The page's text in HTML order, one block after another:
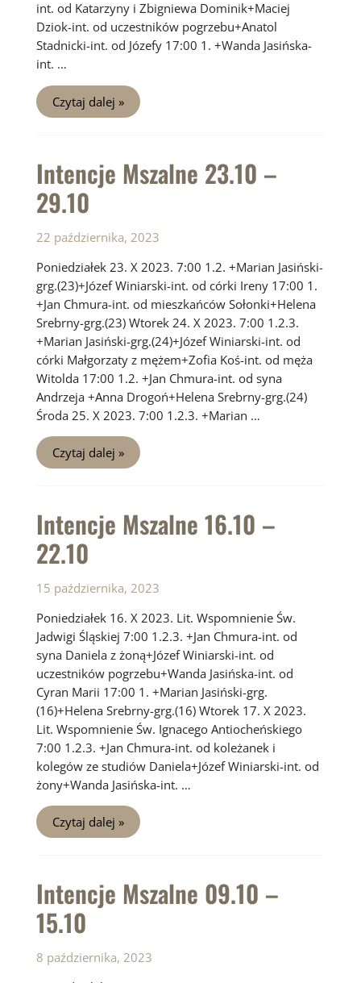
int. od Katarzyny i Zbigniewa Dominik+Maciej
Dziok-int. od uczestników pogrzebu+Anatol
Stadnicki-int. od Józefy 17:00 1. +Wanda Jasińska-
int. …
Intencje
Mszalne
30.10
Czytaj dalej »
Intencje Mszalne 23.10 –
29.10
22 października, 2023
Poniedziałek 23. X 2023. 7:00 1.2. +Marian Jasiński-
grg.(23)+Józef Winiarski-int. od córki Ireny 17:00 1.
+Jan Chmura-int. od mieszkańców Sołonki+Helena
Srebrny-grg.(23) Wtorek 24. X 2023. 7:00 1.2.3.
+Marian Jasiński-grg.(24)+Józef Winiarski-int. od
córki Małgorzaty z mężem+Zofia Koś-int. od męża
Witolda 17:00 1.2. +Jan Chmura-int. od syna
Andrzeja +Anna Drogoń+Helena Srebrny-grg.(24)
Środa 25. X 2023. 7:00 1.2.3. +Marian …
Intencje
Mszalne
23.10
Czytaj dalej »
Intencje Mszalne 16.10 –
22.10
15 października, 2023
Poniedziałek 16. X 2023. Lit. Wspomnienie Św.
Jadwigi Śląskiej 7:00 1.2.3. +Jan Chmura-int. od
syna Daniela z żoną+Józef Winiarski-int. od
uczestników pogrzebu+Wanda Jasińska-int. od
Cyran Marii 17:00 1. +Marian Jasiński-grg.
(16)+Helena Srebrny-grg.(16) Wtorek 17. X 2023.
Lit. Wspomnienie Św. Ignacego Antiocheńskiego
7:00 1.2.3. +Jan Chmura-int. od koleżanek i
kolegów ze studiów Daniela+Józef Winiarski-int. od
żony+Wanda Jasińska-int. …
Intencje
Mszalne
16.10
Czytaj dalej »
Intencje Mszalne 09.10 –
15.10
8 października, 2023